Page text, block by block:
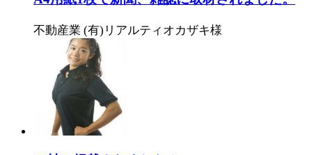
不動産業 (有)リアルティオカザキ様